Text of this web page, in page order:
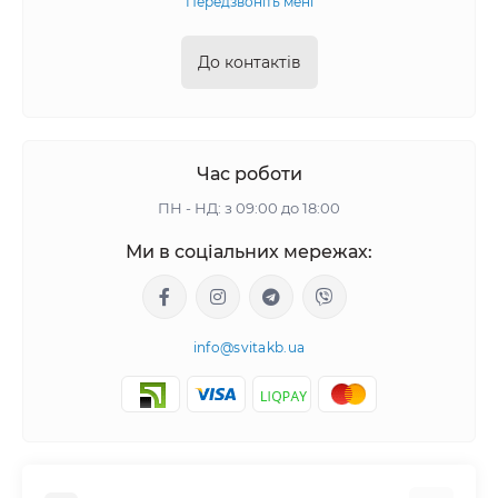
До контактів
Час роботи
ПН - НД: з 09:00 до 18:00
Ми в соціальних мережах:
info@svitakb.ua